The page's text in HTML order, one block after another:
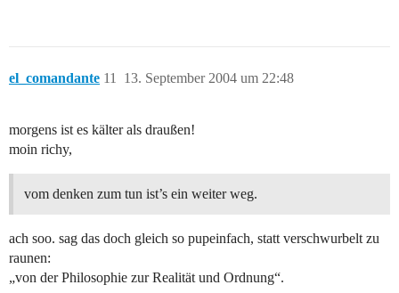
el_comandante 13. September 2004 um 22:48
11
morgens ist es kälter als draußen!
moin richy,
vom denken zum tun ist’s ein weiter weg.
ach soo. sag das doch gleich so pupeinfach, statt verschwurbelt zu
raunen:
„von der Philosophie zur Realität und Ordnung“.